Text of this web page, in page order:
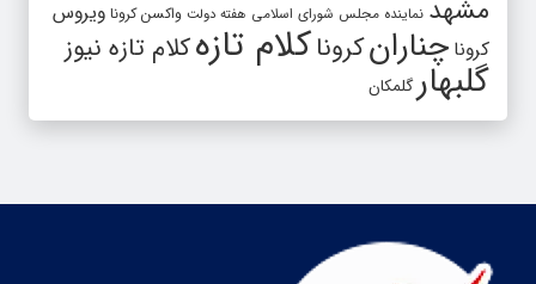
مشهد نماینده مجلس شورای اسلامی هفته دولت واکسن کرونا ویروس
کرونا چنارانکروناکلام تازهکلام تازه نیوز
گلبهار گلمکان